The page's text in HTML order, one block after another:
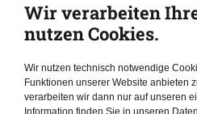
مجال حقوق الإنسان. إذا
المساعدة،
Wir verarbeiten
nutzen Cookies.
Wir nutzen technisch notwendige
Funktionen unserer Website anbieten
verarbeiten wir dann nur auf unseren
Information finden Sie in unseren